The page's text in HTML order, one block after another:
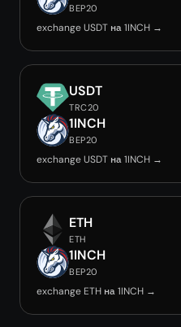
BEP20
exchange USDT на 1INCH →
USDT
TRC20
1INCH
BEP20
exchange USDT на 1INCH →
ETH
ETH
1INCH
BEP20
exchange ETH на 1INCH →